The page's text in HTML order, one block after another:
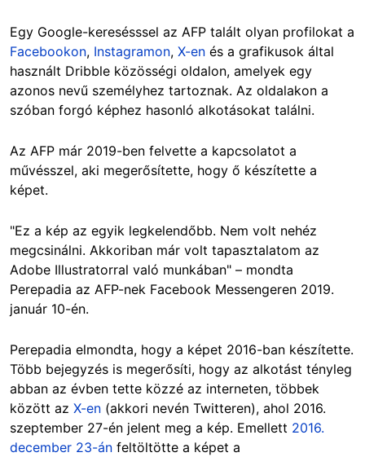
Egy Google-keresésssel az AFP talált olyan profilokat a
Facebookon, Instagramon, X-en és a grafikusok által
használt Dribble közösségi oldalon, amelyek egy
azonos nevű személyhez tartoznak. Az oldalakon a
szóban forgó képhez hasonló alkotásokat találni.
Az AFP már 2019-ben felvette a kapcsolatot a
művésszel, aki megerősítette, hogy ő készítette a
képet.
"Ez a kép az egyik legkelendőbb. Nem volt nehéz
megcsinálni. Akkoriban már volt tapasztalatom az
Adobe Illustratorral való munkában" – mondta
Perepadia az AFP-nek Facebook Messengeren 2019.
január 10-én.
Perepadia elmondta, hogy a képet 2016-ban készítette.
Több bejegyzés is megerősíti, hogy az alkotást tényleg
abban az évben tette közzé az interneten, többek
között az X-en (akkori nevén Twitteren), ahol 2016.
szeptember 27-én jelent meg a kép. Emellett 2016.
december 23-án feltöltötte a képet a